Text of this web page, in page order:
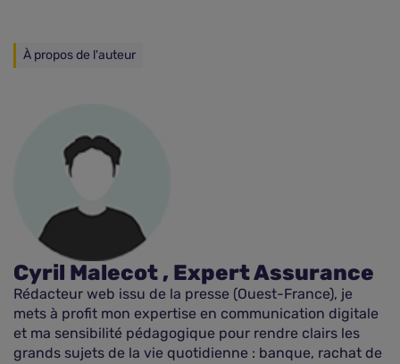
À propos de l'auteur
Cyril Malecot , Expert Assurance
Rédacteur web issu de la presse (Ouest-France), je
mets à profit mon expertise en communication digitale
et ma sensibilité pédagogique pour rendre clairs les
grands sujets de la vie quotidienne : banque, rachat de